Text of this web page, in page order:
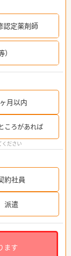
認定薬剤師
月以内
ころがあれば
ください
約社員
派遣
ます